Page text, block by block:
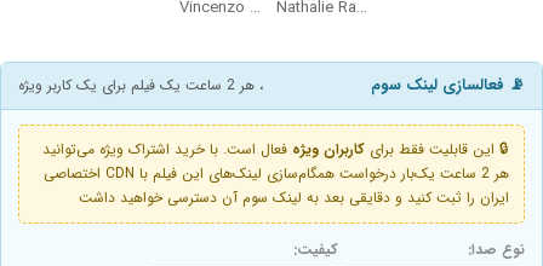
Nathalie Rapti Gomez
Vincenzo Tanassi
📡 فعالسازی لینک سوم ، هر 2 ساعت یک فیلم برای یک کاربر ویژه
🔒 این قابلیت فقط برای کاربران ویژه فعال است. با خرید اشتراک ویژه می‌توانید
هر 2 ساعت یک‌بار درخواست همگام‌سازی لینک‌های این فیلم با CDN اختصاصی
ایران را ثبت کنید و دقایقی بعد به لینک سوم آن دسترسی خواهید داشت
نوع صدا: کیفیت: